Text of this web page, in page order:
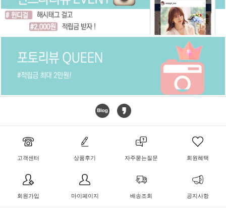
고객센터 상품후기 자주묻는질문 회원혜택
회원가입 마이페이지 배송조회 공지사항